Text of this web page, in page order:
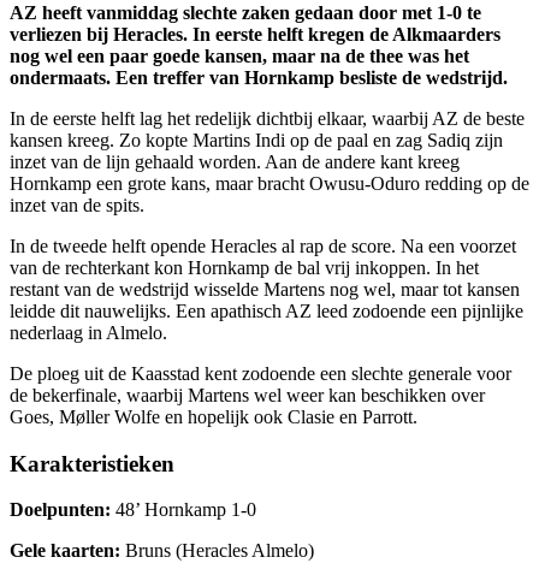
AZ heeft vanmiddag slechte zaken gedaan door met 1-0 te
verliezen bij Heracles. In eerste helft kregen de Alkmaarders
nog wel een paar goede kansen, maar na de thee was het
ondermaats. Een treffer van Hornkamp besliste de wedstrijd.
In de eerste helft lag het redelijk dichtbij elkaar, waarbij AZ de beste
kansen kreeg. Zo kopte Martins Indi op de paal en zag Sadiq zijn
inzet van de lijn gehaald worden. Aan de andere kant kreeg
Hornkamp een grote kans, maar bracht Owusu-Oduro redding op de
inzet van de spits.
In de tweede helft opende Heracles al rap de score. Na een voorzet
van de rechterkant kon Hornkamp de bal vrij inkoppen. In het
restant van de wedstrijd wisselde Martens nog wel, maar tot kansen
leidde dit nauwelijks. Een apathisch AZ leed zodoende een pijnlijke
nederlaag in Almelo.
De ploeg uit de Kaasstad kent zodoende een slechte generale voor
de bekerfinale, waarbij Martens wel weer kan beschikken over
Goes, Møller Wolfe en hopelijk ook Clasie en Parrott.
Karakteristieken
Doelpunten: 48’ Hornkamp 1-0
Gele kaarten: Bruns (Heracles Almelo)